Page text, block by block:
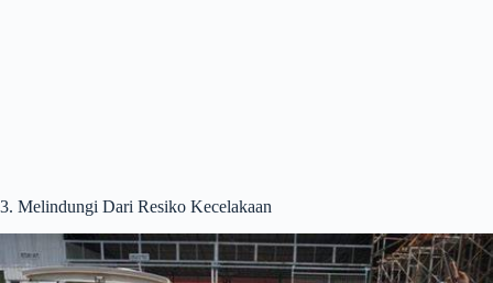
3. Melindungi Dari Resiko Kecelakaan